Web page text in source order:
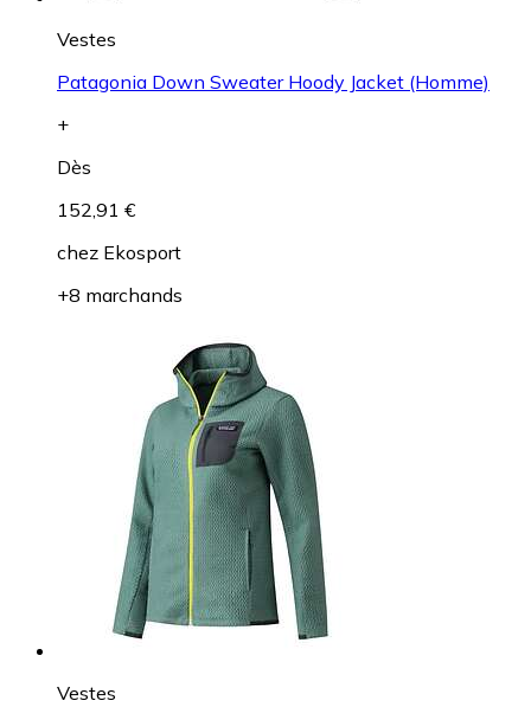
Vestes
Patagonia Down Sweater Hoody Jacket (Homme)
+
Dès
152,91 €
chez Ekosport
+8 marchands
Vestes